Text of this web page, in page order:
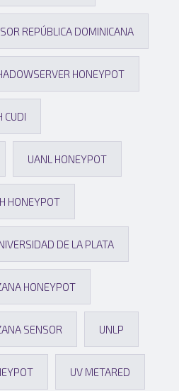
REPÚBLICA DOMINICANA
HONEYPOT
CUDI
UANL HONEYPOT
HONEYPOT
DE LA PLATA
HONEYPOT
SENSOR UNLP
UV METARED